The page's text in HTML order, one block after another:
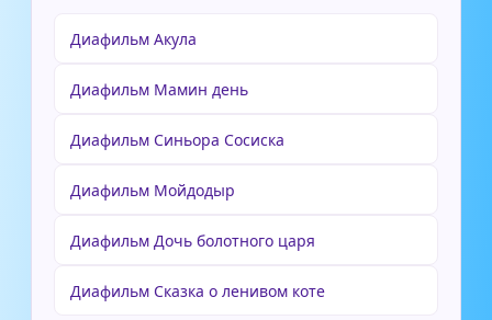
Диафильм Акула
Диафильм Мамин день
Диафильм Синьора Сосиска
Диафильм Мойдодыр
Диафильм Дочь болотного царя
Диафильм Сказка о ленивом коте